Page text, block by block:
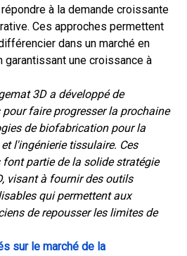
à la demande croissante
Ces approches permettent
dans un marché en
garantissant une croissance à
3D a développé de
faire progresser la prochaine
de biofabrication pour la
l'ingénierie tissulaire. Ces
partie de la solide stratégie
visant à fournir des outils
qui permettent aux
de repousser les limites de
sur le marché de la